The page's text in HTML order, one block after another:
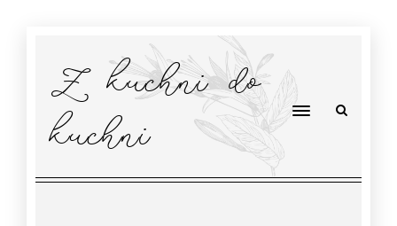
Z kuchni do
kuchni